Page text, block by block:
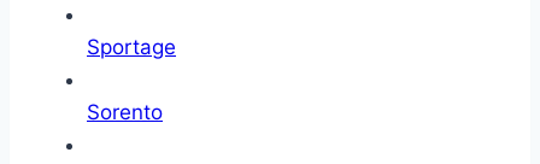
Sportage
Sorento